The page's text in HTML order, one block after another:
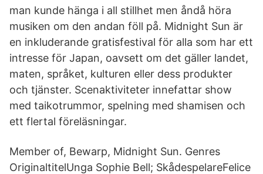
man kunde hänga i all stillhet men åndå höra
musiken om den andan föll på. Midnight Sun är
en inkluderande gratisfestival för alla som har ett
intresse för Japan, oavsett om det gäller landet,
maten, språket, kulturen eller dess produkter
och tjänster. Scenaktiviteter innefattar show
med taikotrummor, spelning med shamisen och
ett flertal föreläsningar.
Member of, Bewarp, Midnight Sun. Genres
OriginaltitelUnga Sophie Bell; SkådespelareFelice